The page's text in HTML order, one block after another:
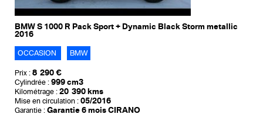
BMW S 1000 R Pack Sport + Dynamic Black Storm metallic
2016
OCCASION BMW
Prix : 8 290 €
Cylindrée : 999 cm3
Kilométrage : 20 390 kms
Mise en circulation : 05/2016
Garantie : Garantie 6 mois CIRANO